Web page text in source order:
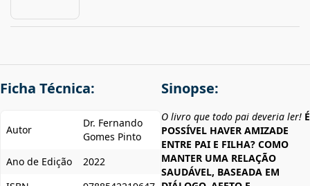
Ficha Técnica:
Autor
Dr. Fernando
Gomes Pinto
Ano de Edição
2022
Sinopse:
O livro que todo pai deveria ler! É
POSSÍVEL HAVER AMIZADE
ENTRE PAI E FILHA? COMO
MANTER UMA RELAÇÃO
SAUDÁVEL, BASEADA EM